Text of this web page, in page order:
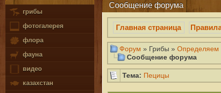
грибы
фотогалерея
флора
фауна
видео
казахстан
Сообщение форума
Главная страница
Форум » Грибы » Определяем
Сообщение форума
Тема: Пецицы